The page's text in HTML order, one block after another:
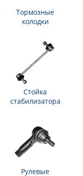
Тормозные
колодки
Стойка
стабилизатора
Рулевые